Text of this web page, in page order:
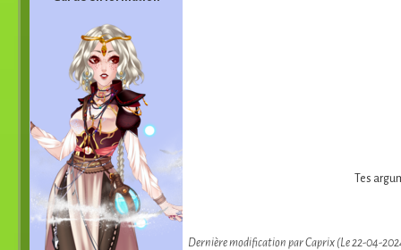
Tes
Dernière modification par Caprix (Le 22-04-